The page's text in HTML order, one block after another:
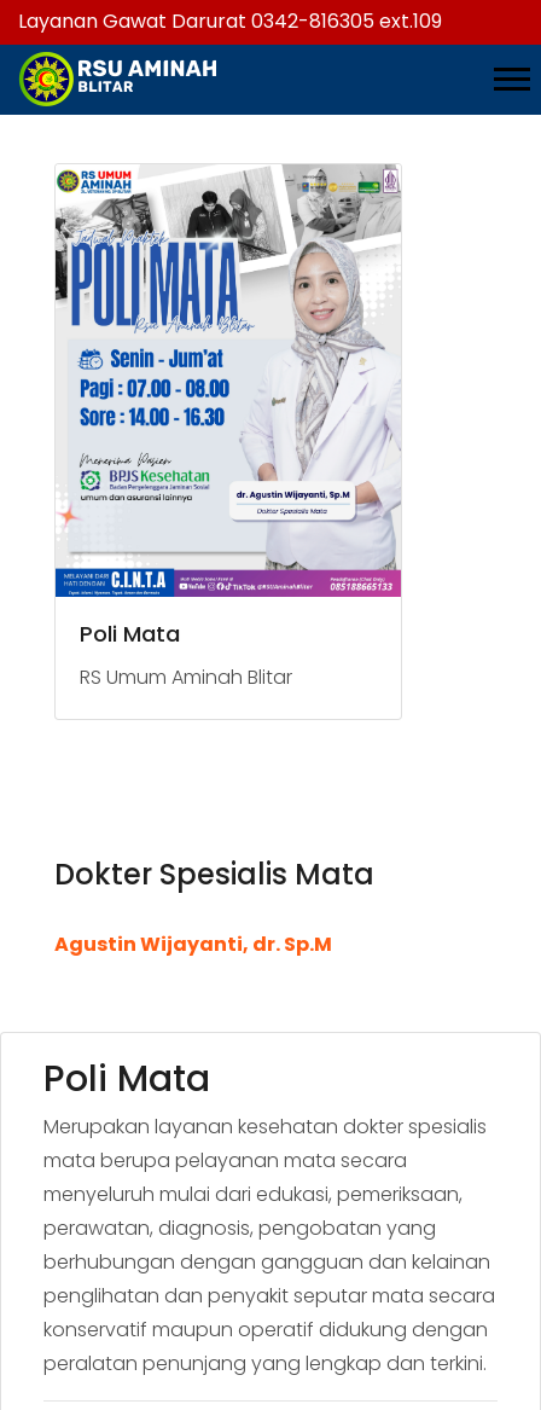
Layanan Gawat Darurat 0342-816305 ext.109
Poli Mata
RS Umum Aminah Blitar
Dokter Spesialis Mata
Agustin Wijayanti, dr. Sp.M
Poli Mata
Merupakan layanan kesehatan dokter spesialis
mata berupa pelayanan mata secara
menyeluruh mulai dari edukasi, pemeriksaan,
perawatan, diagnosis, pengobatan yang
berhubungan dengan gangguan dan kelainan
penglihatan dan penyakit seputar mata secara
konservatif maupun operatif didukung dengan
peralatan penunjang yang lengkap dan terkini.